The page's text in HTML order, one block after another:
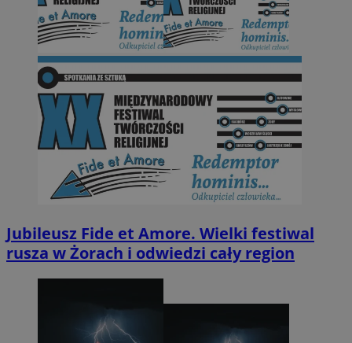
Jubileusz Fide et Amore. Wielki festiwal
rusza w Żorach i odwiedzi cały region